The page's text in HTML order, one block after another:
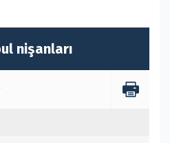
nişanları